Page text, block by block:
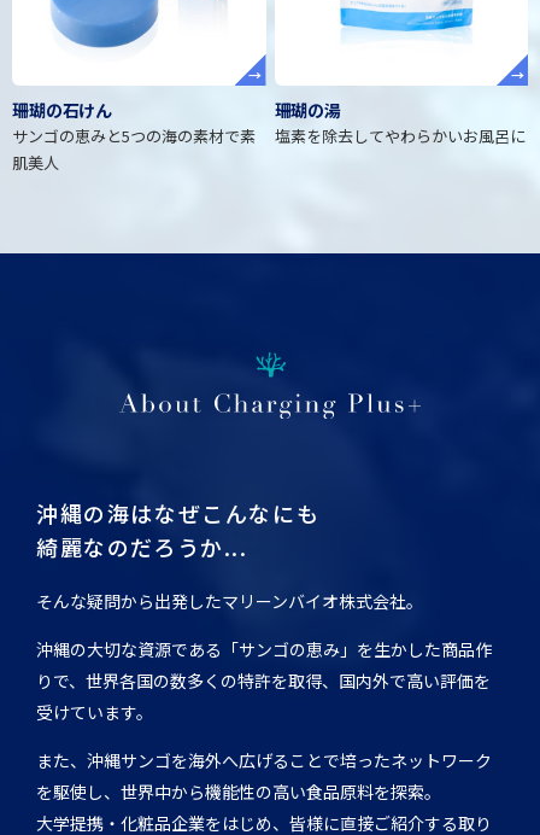
→
珊瑚の石けん
サンゴの恵みと5つの海の素材で素
肌美人
→
珊瑚の湯
塩素を除去してやわらかいお風呂に
沖縄の海はなぜこんなにも
綺麗なのだろうか...
そんな疑問から出発したマリーンバイオ株式会社。
沖縄の大切な資源である「サンゴの恵み」を生かした商品作
りで、世界各国の数多くの特許を取得、国内外で高い評価を
受けています。
また、沖縄サンゴを海外へ広げることで培ったネットワーク
を駆使し、世界中から機能性の高い食品原料を探索。
大学提携・化粧品企業をはじめ、皆様に直接ご紹介する取り